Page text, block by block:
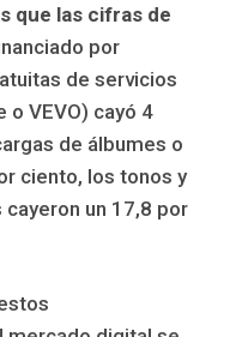
que las cifras de
por
de servicios
o VEVO) cayó 4
de álbumes o
ciento, los tonos y
un 17,8 por